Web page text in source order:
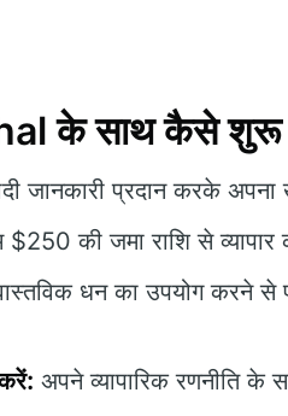
के साथ कैसे
जानकारी प्रदान करके अपना
$250 की जमा राशि से
धन का उपयोग करने से
अपने व्यापारिक रणनीति